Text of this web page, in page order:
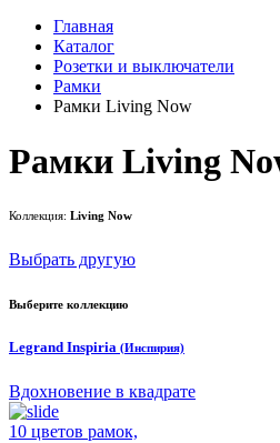
Главная
Каталог
Розетки и выключатели
Рамки
Рамки Living Now
Рамки Living
Коллекция: Living Now
Выбрать другую
Выберите коллекцию
Legrand Inspiria (Инспирия)
Вдохновение в квадрате
10 цветов рамок,